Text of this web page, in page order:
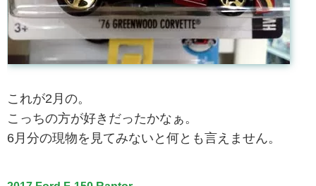
これが2月の。
こっちの方が好きだったかなぁ。
6月分の現物を見てみないと何とも言えません。